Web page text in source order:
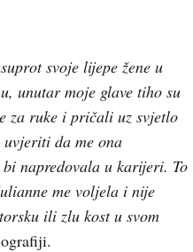
svoje lijepe žene u
unutar moje glave tiho su
za ruke i pričali uz svjetlo
uvjeriti da me ona
napredovala u karijeri. To
me voljela i nije
ili zlu kost u svom